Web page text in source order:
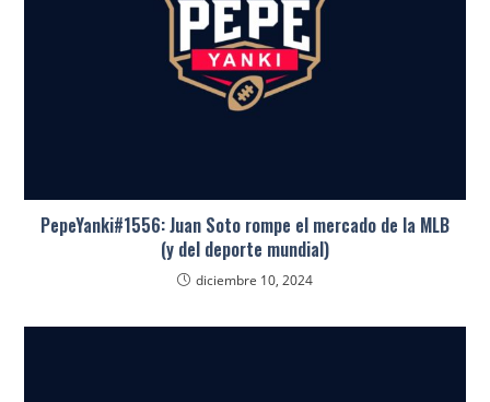
PepeYanki#1556: Juan Soto rompe el mercado de la MLB
(y del deporte mundial)
diciembre 10, 2024